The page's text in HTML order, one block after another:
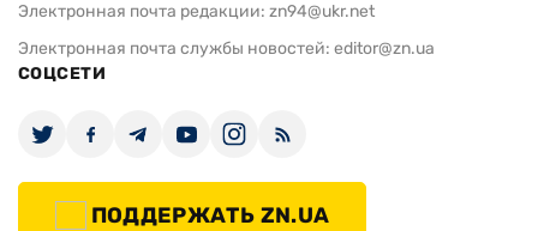
Электронная почта редакции: zn94@ukr.net
Электронная почта службы новостей: editor@zn.ua
СОЦСЕТИ
ПОДДЕРЖАТЬ ZN.UA